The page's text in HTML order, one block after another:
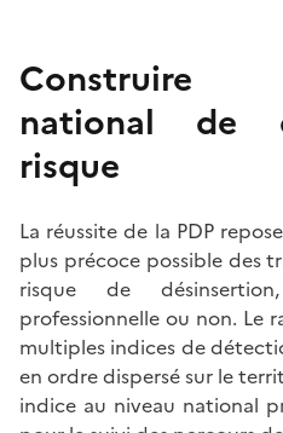
national de
risque
La réussite de la PDP
plus précoce possible des
risque de
professionnelle ou non. Le
multiples indices de
en ordre dispersé sur le
indice au niveau national